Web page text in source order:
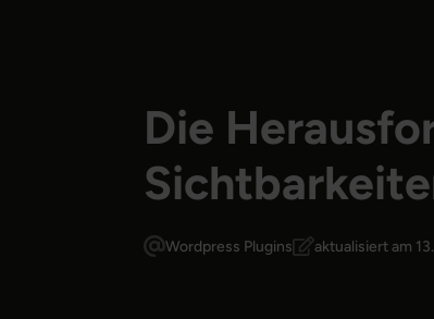
Die
Wordpress Plugins aktualisiert am